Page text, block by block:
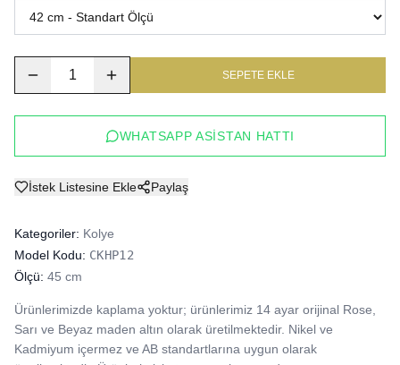
1 SEPETE EKLE
WHATSAPP ASISTAN HATTI
İstek Listesine Ekle Paylaş
Kategoriler: Kolye
Model Kodu: CKHP12
Ölçü: 45 cm
Ürünlerimizde kaplama yoktur; ürünlerimiz 14 ayar orijinal Rose,
Sarı ve Beyaz maden altın olarak üretilmektedir. Nikel ve
Kadmiyum içermez ve AB standartlarına uygun olarak